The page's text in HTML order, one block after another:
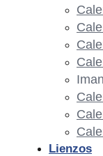
Lienzos